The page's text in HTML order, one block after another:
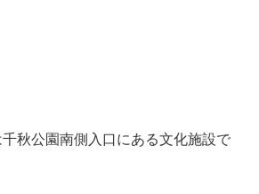
千秋公園南側入口にある文化施設で